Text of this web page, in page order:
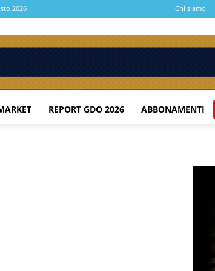
2026 Chi siamo
REPORT GDO 2026 ABBONAMENTI